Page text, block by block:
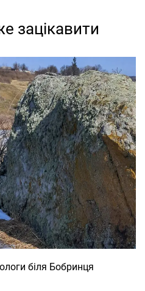
зацікавити
біля Бобринця